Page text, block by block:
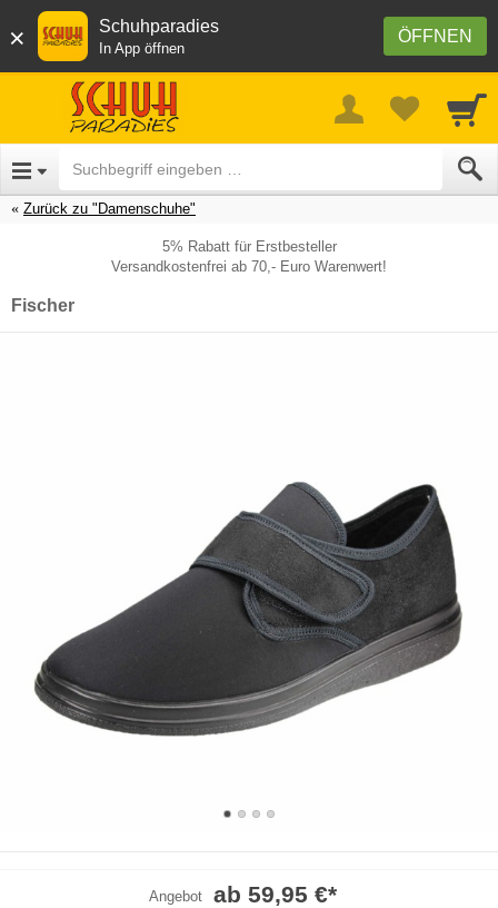
× ÖFFNEN
Schuhparadies
In App öffnen
Zurück zu "Damenschuhe"
5% Rabatt für Erstbesteller
Versandkostenfrei ab 70,- Euro Warenwert!
Fischer
Angebot ab 59,95 €*